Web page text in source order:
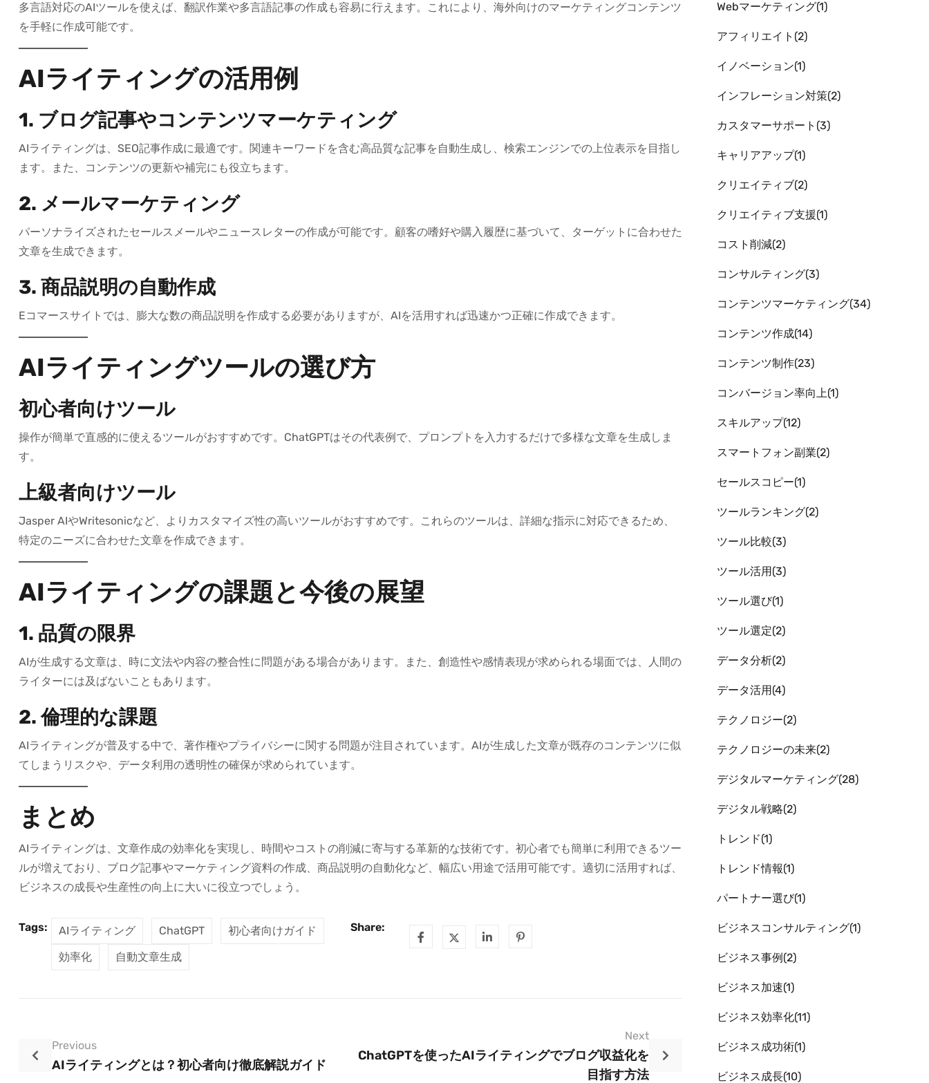
多言語対応のAIツールを使えば、翻訳作業や多言語記事の作成も容易に行えます。これにより、海外向けのマーケティングコンテンツ
を手軽に作成可能です。
AIライティングの活用例
1. ブログ記事やコンテンツマーケティング
AIライティングは、SEO記事作成に最適です。関連キーワードを含む高品質な記事を自動生成し、検索エンジンでの上位表示を目指し
ます。また、コンテンツの更新や補完にも役立ちます。
2. メールマーケティング
パーソナライズされたセールスメールやニュースレターの作成が可能です。顧客の嗜好や購入履歴に基づいて、ターゲットに合わせた
文章を生成できます。
3. 商品説明の自動作成
Eコマースサイトでは、膨大な数の商品説明を作成する必要がありますが、AIを活用すれば迅速かつ正確に作成できます。
AIライティングツールの選び方
初心者向けツール
操作が簡単で直感的に使えるツールがおすすめです。ChatGPTはその代表例で、プロンプトを入力するだけで多様な文章を生成しま
す。
上級者向けツール
Jasper AIやWritesonicなど、よりカスタマイズ性の高いツールがおすすめです。これらのツールは、詳細な指示に対応できるため、
特定のニーズに合わせた文章を作成できます。
AIライティングの課題と今後の展望
1. 品質の限界
AIが生成する文章は、時に文法や内容の整合性に問題がある場合があります。また、創造性や感情表現が求められる場面では、人間の
ライターには及ばないこともあります。
2. 倫理的な課題
AIライティングが普及する中で、著作権やプライバシーに関する問題が注目されています。AIが生成した文章が既存のコンテンツに似
てしまうリスクや、データ利用の透明性の確保が求められています。
まとめ
AIライティングは、文章作成の効率化を実現し、時間やコストの削減に寄与する革新的な技術です。初心者でも簡単に利用できるツー
ルが増えており、ブログ記事やマーケティング資料の作成、商品説明の自動化など、幅広い用途で活用可能です。適切に活用すれば、
ビジネスの成長や生産性の向上に大いに役立つでしょう。
Tags: AIライティング ChatGPT
初心者向けガイド
効率化
自動文章生成
Share:
Previous
AIライティングとは？初心者向け徹底解説ガイド
Next
ChatGPTを使ったAIライティングでブログ収益化を
目指す方法
Webマーケティング 1
アフィリエイト 2
イノベーション 1
インフレーション対策 2
カスタマーサポート 3
キャリアアップ 1
クリエイティブ 2
クリエイティブ支援 1
コスト削減 2
コンサルティング 3
コンテンツマーケティング 34
コンテンツ作成 14
コンテンツ制作 23
コンバージョン率向上 1
スキルアップ 12
スマートフォン副業 2
セールスコピー 1
ツールランキング 2
ツール比較 3
ツール活用 3
ツール選び 1
ツール選定 2
データ分析 2
データ活用 4
テクノロジー 2
テクノロジーの未来 2
デジタルマーケティング 28
デジタル戦略 2
トレンド 1
トレンド情報 1
パートナー選び 1
ビジネスコンサルティング 1
ビジネス事例 2
ビジネス加速 1
ビジネス効率化 11
ビジネス成功術 1
ビジネス成長 10